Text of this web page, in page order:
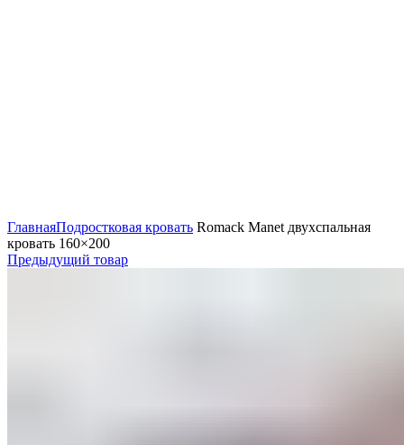
ГлавнаяПодростковая кровать Romack Manet двухспальная
кровать 160×200
Предыдущий товар